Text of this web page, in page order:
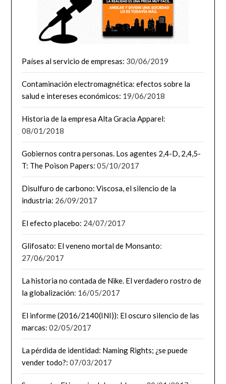
Países al servicio de empresas: 30/06/2019
Contaminación electromagnética: efectos sobre la
salud e intereses económicos: 19/06/2018
Historia de la empresa Alta Gracia Apparel:
08/01/2018
Gobiernos contra personas. Los agentes 2,4-D, 2,4,5-
T: The Poison Papers: 05/10/2017
Disulfuro de carbono: Viscosa, el silencio de la
industria: 26/09/2017
El efecto placebo: 24/07/2017
Glifosato: El veneno mortal de Monsanto:
27/06/2017
La historia no contada de Nike. El verdadero rostro de
la globalización: 16/05/2017
El informe (2016/2140(INI)): El oscuro silencio de las
marcas: 02/05/2017
La pérdida de identidad: Naming Rights; ¿se puede
vender todo?: 07/03/2017